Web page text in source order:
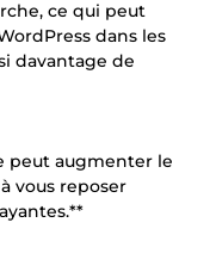
ce qui peut
dans les
davantage de
peut augmenter le
vous reposer